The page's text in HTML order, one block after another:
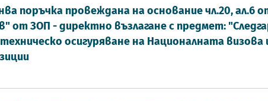
поръчка провеждана на основание чл.20, ал.6
от ЗОП - директно възлагане с предмет:
осигуряване на Националната